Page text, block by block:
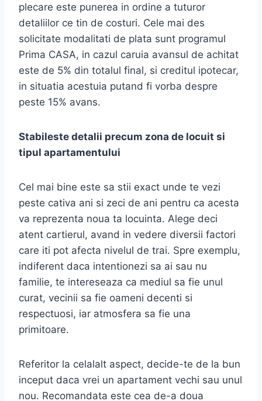
plecare este punerea in ordine a tuturor
detaliilor ce tin de costuri. Cele mai des
solicitate modalitati de plata sunt programul
Prima CASA, in cazul caruia avansul de achitat
este de 5% din totalul final, si creditul ipotecar,
in situatia acestuia putand fi vorba despre
peste 15% avans.
Stabileste detalii precum zona de locuit si
tipul apartamentului
Cel mai bine este sa stii exact unde te vezi
peste cativa ani si zeci de ani pentru ca acesta
va reprezenta noua ta locuinta. Alege deci
atent cartierul, avand in vedere diversii factori
care iti pot afecta nivelul de trai. Spre exemplu,
indiferent daca intentionezi sa ai sau nu
familie, te intereseaza ca mediul sa fie unul
curat, vecinii sa fie oameni decenti si
respectuosi, iar atmosfera sa fie una
primitoare.
Referitor la celalalt aspect, decide-te de la bun
inceput daca vrei un apartament vechi sau unul
nou. Recomandata este cea de-a doua